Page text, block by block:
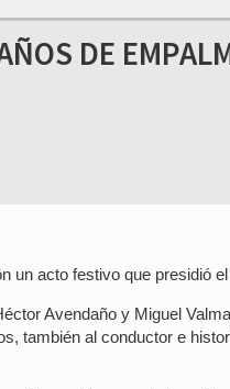
DE
un acto festivo que presidió
Avendaño y Miguel
también al conductor e